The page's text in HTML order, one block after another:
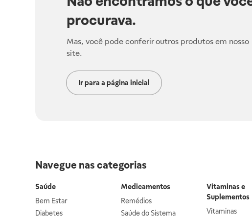
procurava.
Mas, você pode conferir outros produtos em nosso
site.
Ir para a página inicial
Navegue nas categorias
Saúde
Bem Estar
Diabetes
Medicamentos
Remédios
Saúde do Sistema
Vitaminas e
Suplementos
Vitaminas